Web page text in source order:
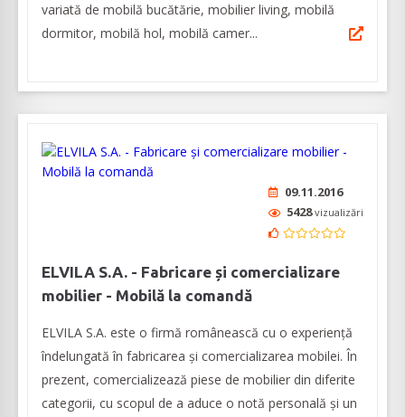
variată de mobilă bucătărie, mobilier living, mobilă
dormitor, mobilă hol, mobilă camer...
09.11.2016
5428vizualizări
ELVILA S.A. - Fabricare și comercializare
mobilier - Mobilă la comandă
ELVILA S.A. este o firmă românească cu o experiență
îndelungată în fabricarea și comercializarea mobilei. În
prezent, comercializează piese de mobilier din diferite
categorii, cu scopul de a aduce o notă personală și un